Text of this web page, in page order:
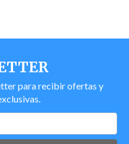
para recibir ofertas y